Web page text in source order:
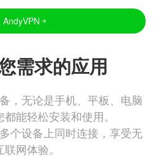
AndyVPN
需求的应用
，无论是手机、平板、电脑
能轻松安装和使用。
个设备上同时连接，享受无
网体验。